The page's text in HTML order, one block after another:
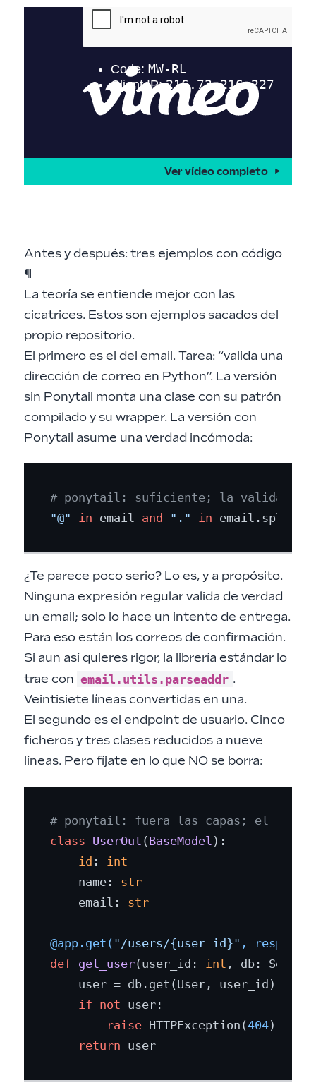
Ver vídeo completo →
Antes y después: tres ejemplos con código
¶
La teoría se entiende mejor con las
cicatrices. Estos son ejemplos sacados del
propio repositorio.
El primero es el del email. Tarea: “valida una
dirección de correo en Python”. La versión
sin Ponytail monta una clase con su patrón
compilado y su wrapper. La versión con
Ponytail asume una verdad incómoda:
# ponytail: suficiente; la validación
"@"
in email and "." in email.split(
¿Te parece poco serio? Lo es, y a propósito.
Ninguna expresión regular valida de verdad
un email; solo lo hace un intento de entrega.
Para eso están los correos de confirmación.
Si aun así quieres rigor, la librería estándar lo
trae con email.utils.parseaddr .
Veintisiete líneas convertidas en una.
El segundo es el endpoint de usuario. Cinco
ficheros y tres clases reducidos a nueve
líneas. Pero fíjate en lo que NO se borra:
# ponytail: fuera las capas; el
class UserOut ( BaseModel ):
id : int
    name:
str
    email:
str
@app.get( "/users/{user_id}" ,
def get_user( user_id: int , db:
    user = db.get(User, user_id)
if not user:
raise HTTPException(404)
return